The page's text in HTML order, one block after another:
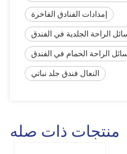
إمدادات الفنادق الفاخرة
الراحة الجلدية في الفندق
الراحة الحمام في الفندق
النعال فندق جلد نباتي
منتجات ذات صله